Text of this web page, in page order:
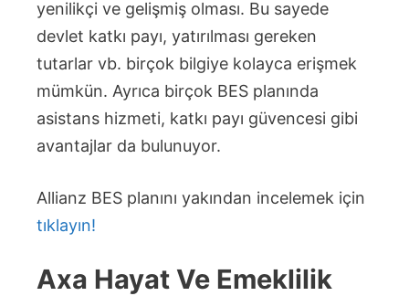
yenilikçi ve gelişmiş olması. Bu sayede
devlet katkı payı, yatırılması gereken
tutarlar vb. birçok bilgiye kolayca erişmek
mümkün. Ayrıca birçok BES planında
asistans hizmeti, katkı payı güvencesi gibi
avantajlar da bulunuyor.
Allianz BES planını yakından incelemek için
tıklayın!
Axa Hayat Ve Emeklilik